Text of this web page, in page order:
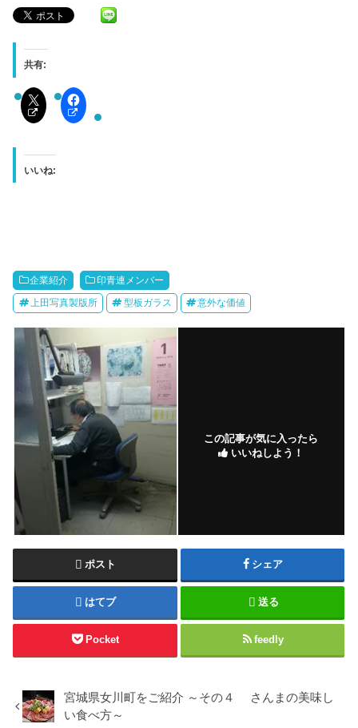
共有:
いいね:
企業紹介 印青連メンバー
上田写真製版所 型板ガラス 意外な価値
この記事が気に入ったら
いいねしよう！
ポスト シェア
はてブ 送る
Pocket feedly
宮城県女川町をご紹介 ～その４ さんまの美味し
い食べ方～